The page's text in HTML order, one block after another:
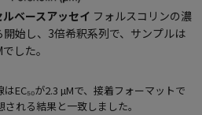
ベースアッセイ フォルスコリンの濃
始し、3倍希釈系列で、サンプルは
した。
EC₅₀が2.3 µMで、接着フォーマットで
れる結果と一致しました。